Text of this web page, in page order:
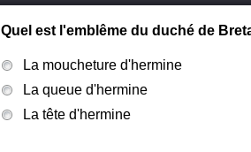
Quel est l'emblême du duché de
La moucheture d'hermine
La queue d'hermine
La tête d'hermine